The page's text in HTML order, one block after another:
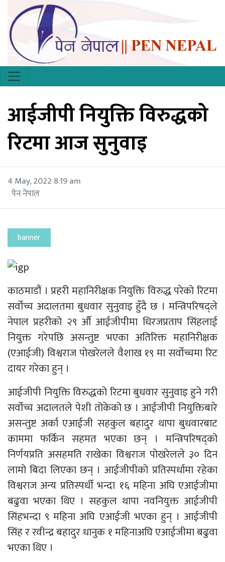
आईजीपी नियुक्ति विरुद्धको
रिटमा आज सुनुवाइ
4 May, 2022 8:19 am
पेन नेपाल
banner
काठमाडौं । प्रहरी महानिरीक्षक नियुक्ति विरुद्ध परेको रिटमा
सर्वोच्च अदालतमा बुधवार सुनुवाइ हुँदै छ । मन्त्रिपरिषद्ले
नेपाल प्रहरीको २९ औँ आईजीपीमा धिरजप्रताप सिंहलाई
नियुक्त गरेपछि असन्तुष्ट भएका अतिरिक्त महानिरीक्षक
(एआईजी) विश्वराज पोखरेलले वैशाख १९ मा सर्वोच्चमा रिट
दायर गरेका हुन् ।
आईजीपी नियुक्ति विरुद्धको रिटमा बुधवार सुनुवाइ हुने गरी
सर्वोच्च अदालतले पेशी तोकेको छ । आईजीपी नियुक्तिबारे
असन्तुष्ट अर्का एआईजी सहकुल बहादुर थापा बुधवारबाट
काममा फर्किन सहमत भएका छन् । मन्त्रिपरिषद्को
निर्णयप्रति असहमति राखेका विश्वराज पोखरेलले ३० दिन
लामो बिदा लिएका छन् । आईजीपीको प्रतिस्पर्धामा रहेका
विश्वराज अन्य प्रतिस्पर्धी भन्दा १६ महिना अघि एआईजीमा
बढुवा भएका थिए । सहकुल थापा नवनियुक्त आईजीपी
सिंहभन्दा ९ महिना अघि एआईजी भएका हुन् । आईजीपी
सिंह र रवीन्द्र बहादुर धानुक १ महिनाअघि एआईजीमा बढुवा
भएका थिए ।